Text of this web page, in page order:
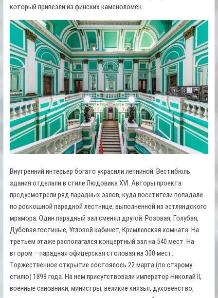
который привезли из финских каменоломен.
Внутренний интерьер богато украсили лепниной. Вестибюль
здания отделали в стиле Людовика XVI. Авторы проекта
предусмотрели ряд парадных залов, куда посетители попадали
по роскошной парадной лестнице, выполненной из эстляндского
мрамора. Один парадный зал сменял другой: Розовая, Голубая,
Дубовая гостиные, Угловой кабинет, Кремлевская комната. На
третьем этаже располагался концертный зал на 540 мест. На
втором – парадная офицерская столовая на 300 мест.
Торжественное открытие состоялось 22 марта (по старому
стилю) 1898 года. На нем присутствовали император Николай II,
военные сановники, министры, великие князья, духовенство,